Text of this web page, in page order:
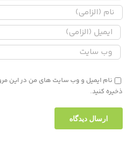
نام ایمیل و وب سایت های من در این
ذخیره کنید.